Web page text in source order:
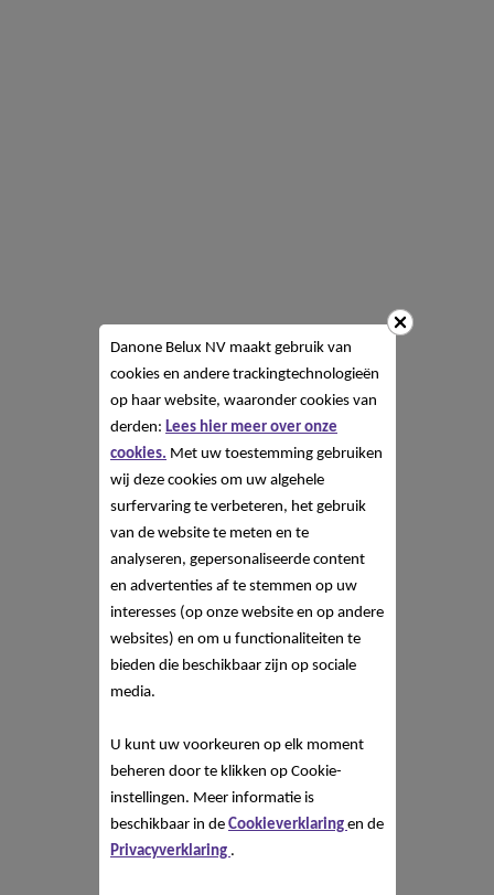
Danone Belux NV maakt gebruik van
cookies en andere trackingtechnologieën
op haar website, waaronder cookies van
derden: Lees hier meer over onze
cookies. Met uw toestemming gebruiken
wij deze cookies om uw algehele
surfervaring te verbeteren, het gebruik
van de website te meten en te
analyseren, gepersonaliseerde content
en advertenties af te stemmen op uw
interesses (op onze website en op andere
websites) en om u functionaliteiten te
bieden die beschikbaar zijn op sociale
media.
U kunt uw voorkeuren op elk moment
beheren door te klikken op Cookie-
instellingen. Meer informatie is
beschikbaar in de Cookieverklaring en de
Privacyverklaring .